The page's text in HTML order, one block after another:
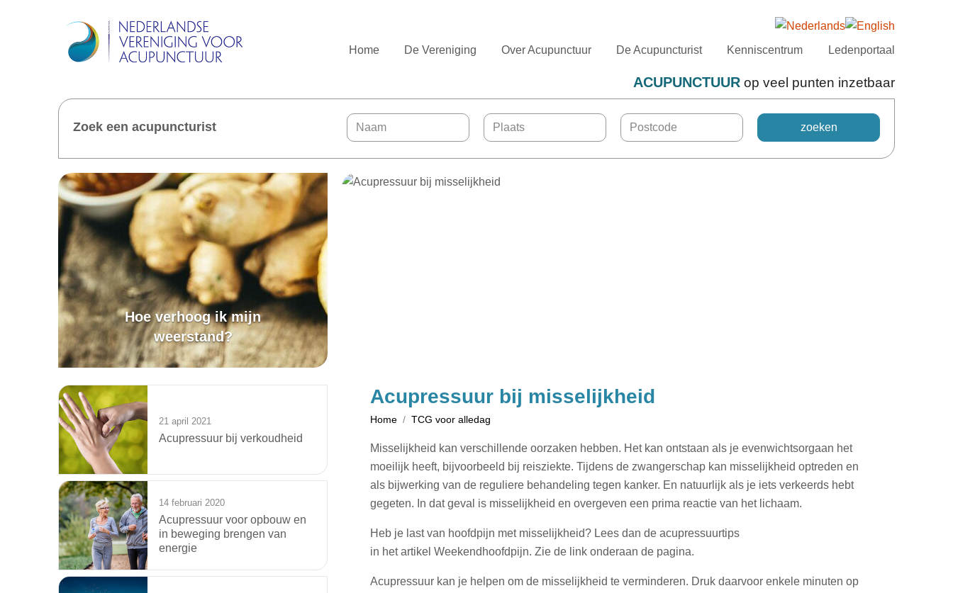
Home De Vereniging Over Acupunctuur De Acupuncturist Kenniscentrum Ledenportaal
ACUPUNCTUURop veel punten inzetbaar
Zoek een acupuncturist
Hoe verhoog ik mijn
weerstand?
21 april 2021
Acupressuur bij verkoudheid
14 februari 2020
Acupressuur voor opbouw en
in beweging brengen van
energie
Acupressuur bij misselijkheid
Home TCG voor alledag
Misselijkheid kan verschillende oorzaken hebben. Het kan ontstaan als je evenwichtsorgaan het
moeilijk heeft, bijvoorbeeld bij reisziekte. Tijdens de zwangerschap kan misselijkheid optreden en
als bijwerking van de reguliere behandeling tegen kanker. En natuurlijk als je iets verkeerds hebt
gegeten. In dat geval is misselijkheid en overgeven een prima reactie van het lichaam.
Heb je last van hoofdpijn met misselijkheid? Lees dan de acupressuurtips
in het artikel Weekendhoofdpijn. Zie de link onderaan de pagina.
Acupressuur kan je helpen om de misselijkheid te verminderen. Druk daarvoor enkele minuten op